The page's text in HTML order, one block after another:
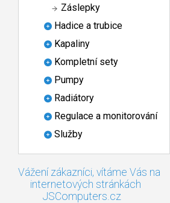
Záslepky
Hadice a trubice
Kapaliny
Kompletní sety
Pumpy
Radiátory
Regulace a monitorování
Služby
Vážení zákazníci, vítáme Vás na
internetových stránkách
JSComputers.cz